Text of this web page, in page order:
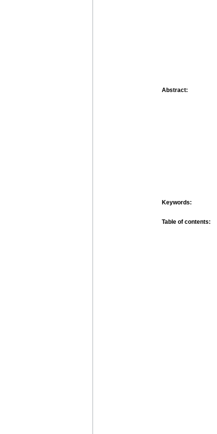
Abstract:
Keywords:
Table of contents: